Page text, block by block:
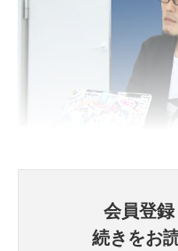
会員登録
続きをお